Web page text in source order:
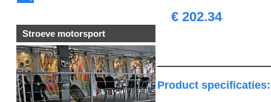
Stroeve motorsport
€ 202.34
Product specificaties: